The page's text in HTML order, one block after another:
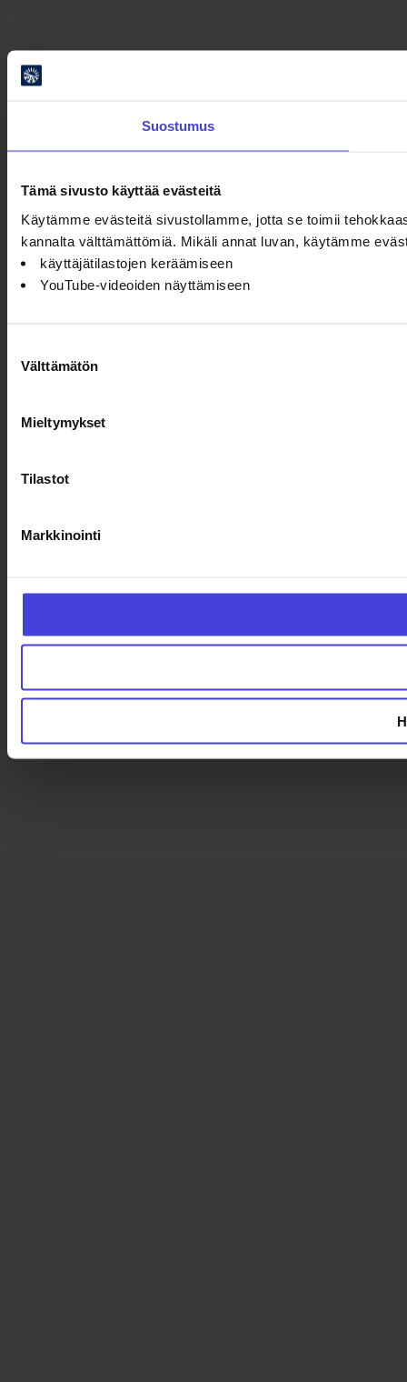
Suostumus
Tämä sivusto käyttää evästeitä
Käytämme evästeitä sivustollamme, jotta se toimii
kannalta välttämättömiä. Mikäli annat luvan, käytämme
käyttäjätilastojen keräämiseen
YouTube-videoiden näyttämiseen
valinta
Välttämätön
Mieltymykset
Tilastot
Markkinointi